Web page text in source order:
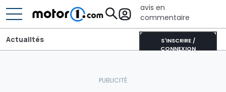
avis en
commentaire
S'INSCRIRE /
CONNEXION
Actualités